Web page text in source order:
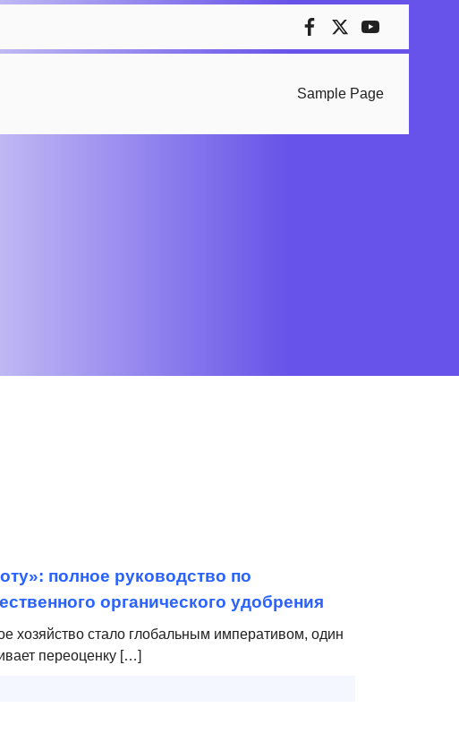
Sample Page
полное руководство по
органического удобрения
хозяйство стало глобальным императивом, один
переоценку […]